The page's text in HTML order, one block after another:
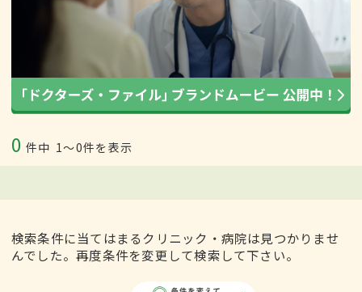
0 件中 1〜0件を表示
検索条件に当てはまるクリニック・病院は見つかりませ
んでした。再度条件を変更して検索して下さい。